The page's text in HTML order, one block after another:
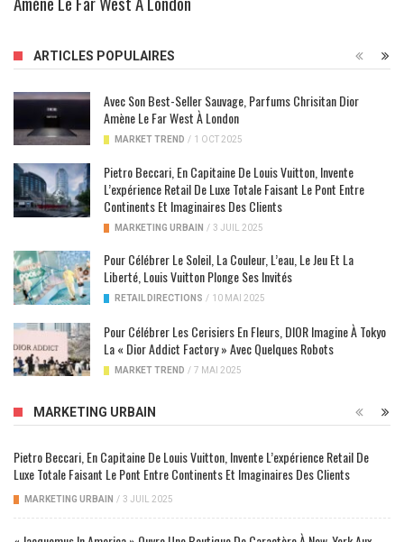
ARTICLES POPULAIRES
Avec Son Best-Seller Sauvage, Parfums Chrisitan Dior
Amène Le Far West À London
MARKET TREND / 1 OCT 2025
Pietro Beccari, En Capitaine De Louis Vuitton, Invente
L’expérience Retail De Luxe Totale Faisant Le Pont Entre
Continents Et Imaginaires Des Clients
MARKETING URBAIN / 3 JUIL 2025
Pour Célébrer Le Soleil, La Couleur, L’eau, Le Jeu Et La
Liberté, Louis Vuitton Plonge Ses Invités
RETAIL DIRECTIONS / 10 MAI 2025
Pour Célébrer Les Cerisiers En Fleurs, DIOR Imagine À Tokyo
La « Dior Addict Factory » Avec Quelques Robots
MARKET TREND / 7 MAI 2025
MARKETING URBAIN
Pietro Beccari, En Capitaine De Louis Vuitton, Invente L’expérience Retail De
Luxe Totale Faisant Le Pont Entre Continents Et Imaginaires Des Clients
MARKETING URBAIN / 3 JUIL 2025